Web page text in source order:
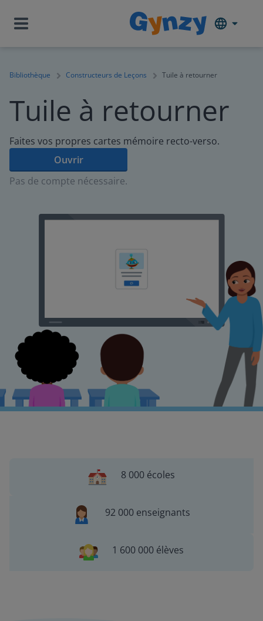
Bibliothèque Constructeurs de Leçons Tuile à retourner
Tuile à retourner
Faites vos propres cartes mémoire recto-verso.
Ouvrir
Pas de compte nécessaire.
8 000 écoles
92 000 enseignants
1 600 000 élèves